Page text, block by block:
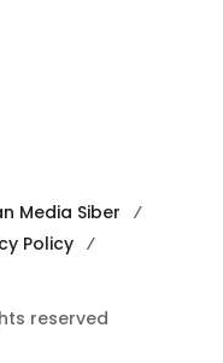
Media Siber
Policy
reserved